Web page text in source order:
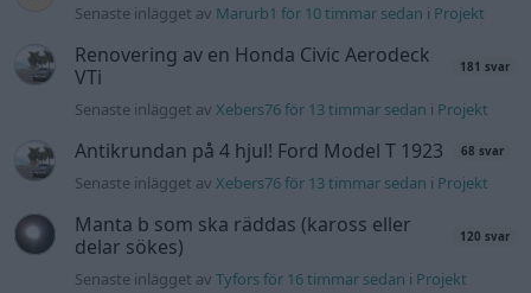
Senaste inlägget av Marurb1 för 10 timmar sedan i Projekt
Renovering av en Honda Civic Aerodeck
VTi
181 svar
Senaste inlägget avXebers76 för 13 timmar sedan i Projekt
Antikrundan på 4 hjul! Ford Model T 1923 68 svar
Senaste inlägget avXebers76 för 13 timmar sedan i Projekt
Manta b som ska räddas (kaross eller
delar sökes)
120 svar
Senaste inlägget avTyfors för 16 timmar sedan i Projekt